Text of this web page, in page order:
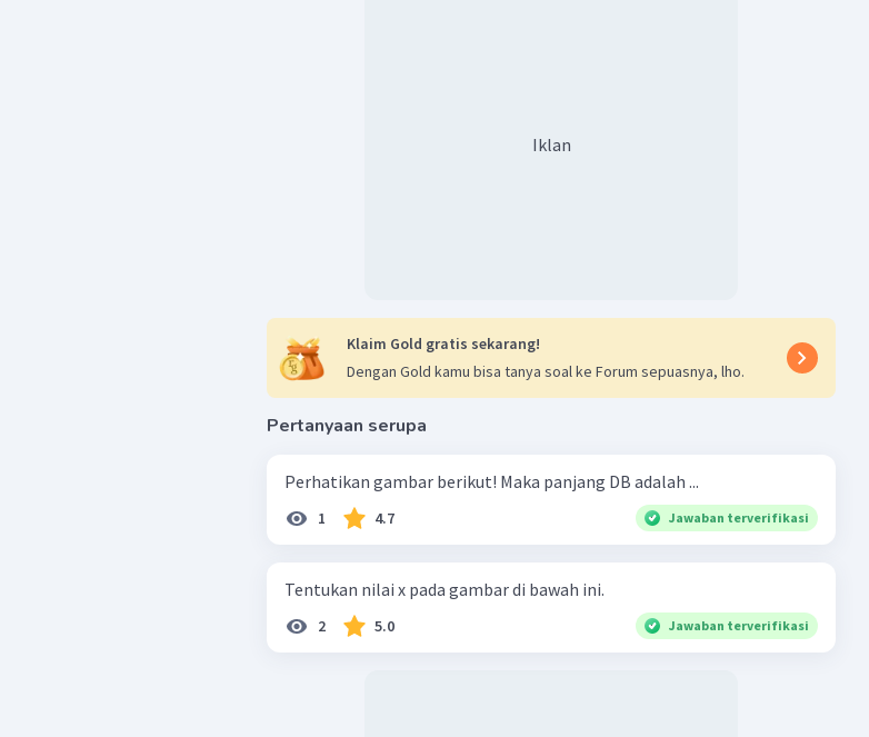
Iklan
Klaim Gold gratis sekarang!
Dengan Gold kamu bisa tanya soal ke Forum sepuasnya, lho.
Pertanyaan serupa
Perhatikan gambar berikut! Maka panjang DB adalah ...
1 4.7 Jawaban terverifikasi
Tentukan nilai x pada gambar di bawah ini.
2 5.0 Jawaban terverifikasi